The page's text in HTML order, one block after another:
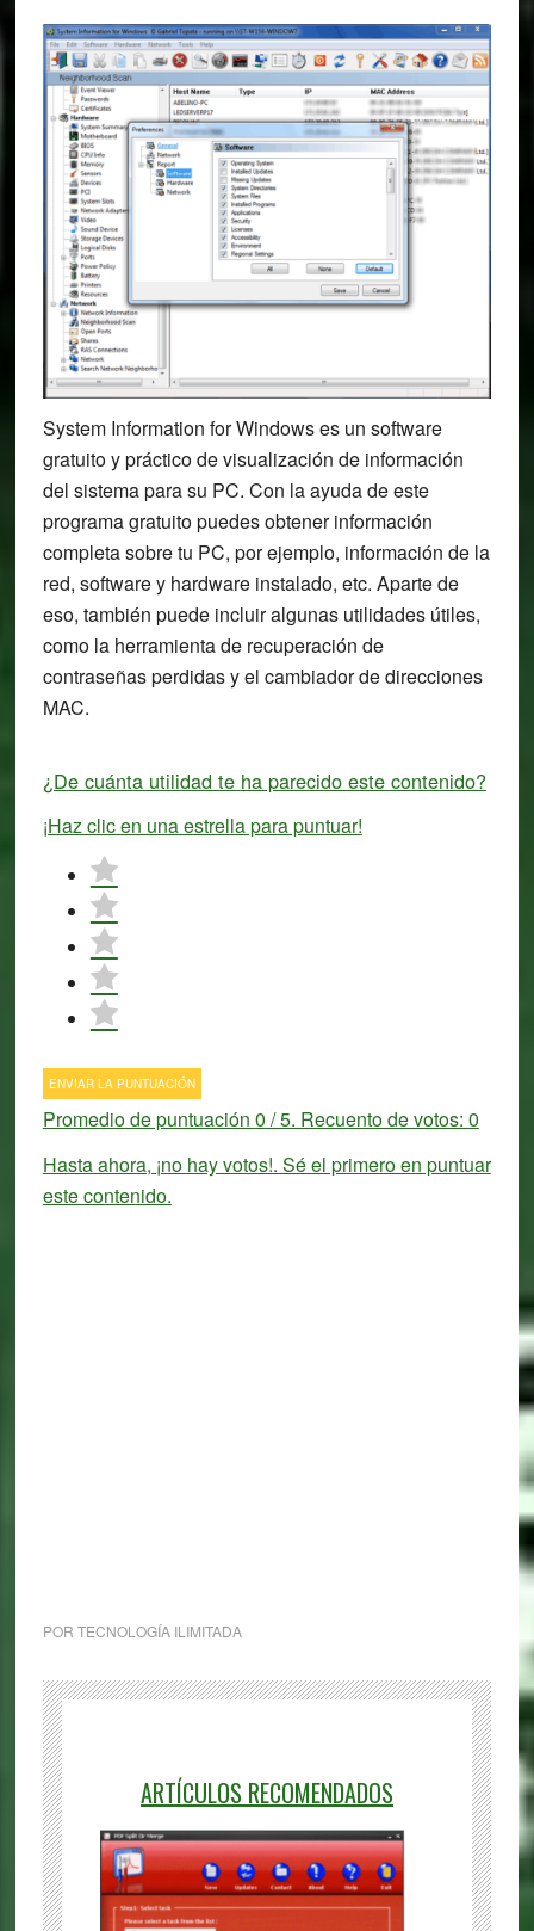
System Information for Windows es un software
gratuito y práctico de visualización de información
del sistema para su PC. Con la ayuda de este
programa gratuito puedes obtener información
completa sobre tu PC, por ejemplo, información de la
red, software y hardware instalado, etc. Aparte de
eso, también puede incluir algunas utilidades útiles,
como la herramienta de recuperación de
contraseñas perdidas y el cambiador de direcciones
MAC.
¿De cuánta utilidad te ha parecido este contenido?
¡Haz clic en una estrella para puntuar!
ENVIAR LA PUNTUACIÓN
Promedio de puntuación 0 / 5. Recuento de votos: 0
Hasta ahora, ¡no hay votos!. Sé el primero en puntuar
este contenido.
POR TECNOLOGÍA ILIMITADA
ARTÍCULOS RECOMENDADOS